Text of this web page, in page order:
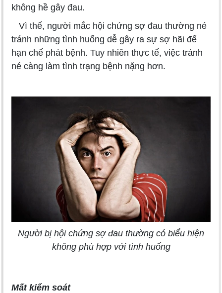
không hề gây đau.
Vì thế, người mắc hội chứng sợ đau thường né
tránh những tình huống dễ gây ra sự sợ hãi để
hạn chế phát bệnh. Tuy nhiên thực tế, việc tránh
né càng làm tình trạng bệnh nặng hơn.
Người bị hội chứng sợ đau thường có biểu hiện
không phù hợp với tình huống
Mất kiểm soát